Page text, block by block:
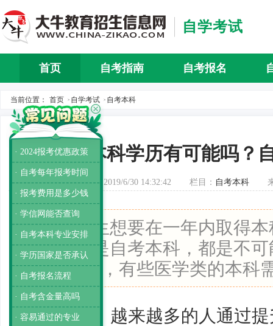
自学考试
首页 自考指南 自考报名
当前位置： 首页 > 自学考试 > 自考本科
一年拿本科学历有可能吗？
发布时间：2019/6/30 14:32:42 栏目： 自考本科
导读：考生想要在一年内取得
招本科还是自考本科，都是不
少需要4年，有些医学类的本科
近年来，越来越多的人通过
· 2024报考优惠政策
· 自考每年报考时间
· 报考费用是多少钱
· 学信网能否查询
· 自考本科专业安排
· 学历国家是否承认
· 自考报名流程
· 自考含金量高吗
· 容易通过的专业